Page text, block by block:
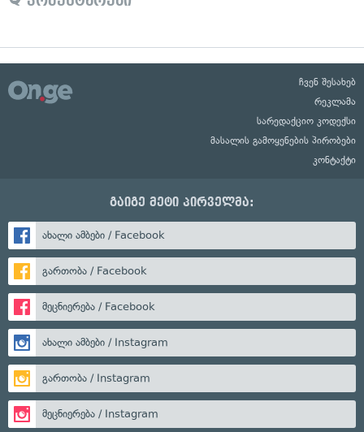
ჩვენ შესახებ
რეკლამა
სარედაქციო კოდექსი
მასალის გამოყენების პირობები
კონტაქტი
გაიგე მეტი პირველმა:
ახალი ამბები / Facebook
გართობა / Facebook
მეცნიერება / Facebook
ახალი ამბები / Instagram
გართობა / Instagram
მეცნიერება / Instagram